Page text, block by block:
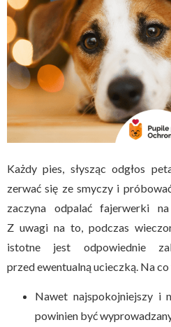
Każdy pies, słysząc odgłos
zerwać się ze smyczy i
zaczyna odpalać fajerwerki
Z uwagi na to, podczas
istotne jest odpowiednie
przed ewentualną ucieczką. Na
Nawet najspokojniejszy i
powinien być